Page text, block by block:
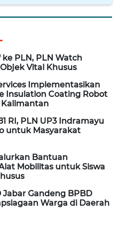
ke PLN, PLN Watch
Vital Khusus
Implementasikan
Insulation Coating Robot
RI, PLN UP3 Indramayu
untuk Masyarakat
Bantuan
Mobilitas untuk Siswa
Jabar Gandeng BPBD
Warga di Daerah